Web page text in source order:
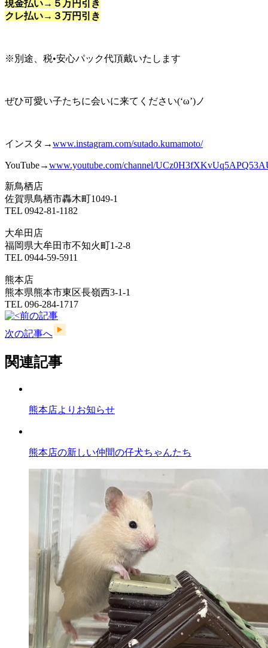
現金払い→５万円引き
クレ払い→３万円引き
※別途、税•安心パック代頂戴いたします
ぜひ可愛い子たちに会いに来てください(‘ω’)ノ
インスタ→www.instagram.com/sutado.kumamoto/
YouTube→www.youtube.com/channel/UCz0H3fXKvUq5A
新鳥栖店
佐賀県鳥栖市轟木町1049-1
TEL 0942-81-1182
大牟田店
福岡県大牟田市不知火町1-2-8
TEL 0944-59-5911
熊本店
熊本県熊本市東区長嶺西3-1-1
TEL 096-284-1717
前の記事
次の記事へ
関連記事
熊本店よりお知らせ
熊本店の新しい仲間の仔犬ちゃんたち